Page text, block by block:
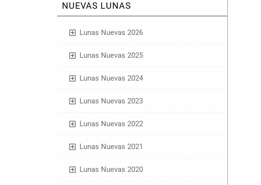
NUEVAS LUNAS
Lunas Nuevas 2026
Lunas Nuevas 2025
Lunas Nuevas 2024
Lunas Nuevas 2023
Lunas Nuevas 2022
Lunas Nuevas 2021
Lunas Nuevas 2020